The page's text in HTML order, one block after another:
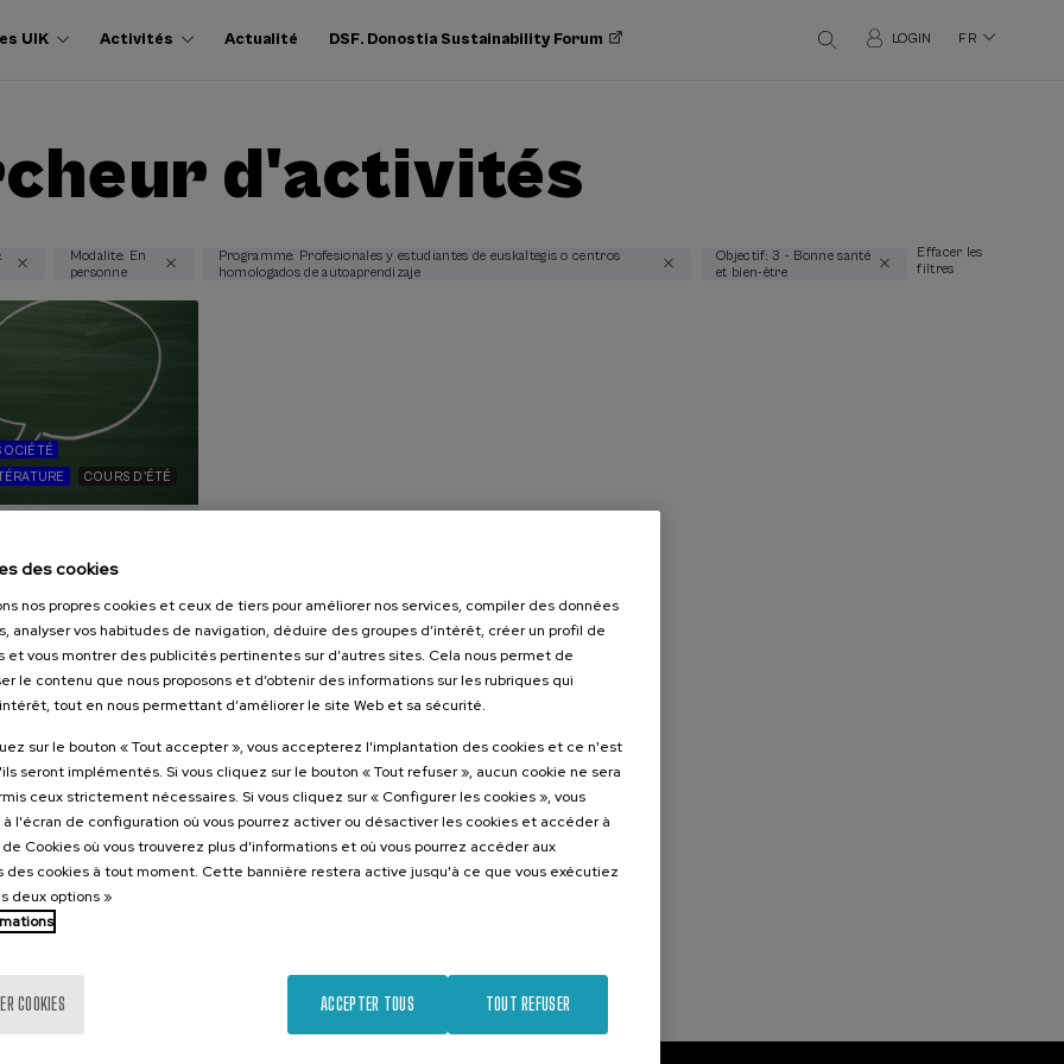
UIK Activités Actualité DSF. Donostia Sustainability Forum LOGIN FR
d'activités
Modalite: En
personne
Programme: Profesionales y estudiantes de euskaltegis o centros
homologados de autoaprendizaje
Objectif: 3 - Bonne santé
et bien-être
Effacer les
filtres
COURS D'ÉTÉ
artean
diren
profil
Espagnol
... DE 25 €
Dernières
places
Gratuit
Date
passée
Liste
d'attente
Période
d'inscription
des cookies
nos propres cookies et ceux de tiers pour améliorer nos services, compiler des données
analyser vos habitudes de navigation, déduire des groupes d’intérêt, créer un profil de
et vous montrer des publicités pertinentes sur d’autres sites. Cela nous permet de
le contenu que nous proposons et d’obtenir des informations sur les rubriques qui
tout en nous permettant d’améliorer le site Web et sa sécurité.
sur le bouton « Tout accepter », vous accepterez l'implantation des cookies et ce n'est
seront implémentés. Si vous cliquez sur le bouton « Tout refuser », aucun cookie ne sera
ceux strictement nécessaires. Si vous cliquez sur « Configurer les cookies », vous
l'écran de configuration où vous pourrez activer ou désactiver les cookies et accéder à
Cookies où vous trouverez plus d'informations et où vous pourrez accéder aux
des cookies à tout moment. Cette bannière restera active jusqu'à ce que vous exécutiez
deux options »
COOKIES TOUT REFUSER
ACCEPTER TOUS